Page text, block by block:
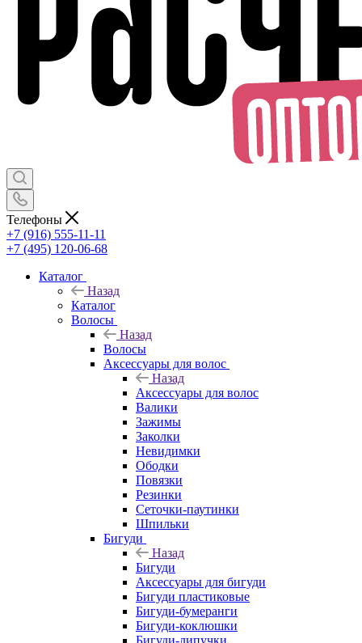
Телефоны
+7 (916) 555-11-11
+7 (495) 120-06-68
Каталог
Назад
Каталог
Волосы
Назад
Волосы
Аксессуары для волос
Назад
Аксессуары для волос
Валики
Зажимы
Заколки
Невидимки
Ободки
Повязки
Резинки
Сеточки-паутинки
Шпильки
Бигуди
Назад
Бигуди
Аксессуары для бигуди
Бигуди пластиковые
Бигуди-бумеранги
Бигуди-коклюшки
Бигуди-липучки